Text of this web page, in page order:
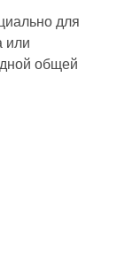
для
или
общей